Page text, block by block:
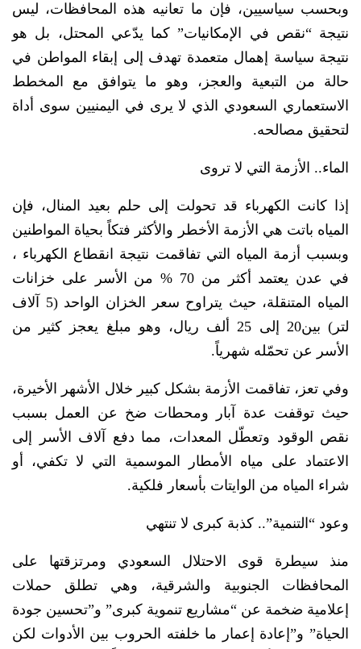
وبحسب سياسيين، فإن ما تعانيه هذه المحافظات، ليس
نتيجة “نقص في الإمكانيات” كما يدّعي المحتل، بل هو
نتيجة سياسة إهمال متعمدة تهدف إلى إبقاء المواطن في
حالة من التبعية والعجز، وهو ما يتوافق مع المخطط
الاستعماري السعودي الذي لا يرى في اليمنيين سوى أداة
لتحقيق مصالحه.
الماء.. الأزمة التي لا تروى
إذا كانت الكهرباء قد تحولت إلى حلم بعيد المنال، فإن
المياه باتت هي الأزمة الأخطر والأكثر فتكاً بحياة المواطنين
وبسبب أزمة المياه التي تفاقمت نتيجة انقطاع الكهرباء ،
في عدن يعتمد أكثر من 70 % من الأسر على خزانات
المياه المتنقلة، حيث يتراوح سعر الخزان الواحد (5 آلاف
لتر) بين20 إلى 25 ألف ريال، وهو مبلغ يعجز كثير من
الأسر عن تحمّله شهرياً.
وفي تعز، تفاقمت الأزمة بشكل كبير خلال الأشهر الأخيرة،
حيث توقفت عدة آبار ومحطات ضخ عن العمل بسبب
نقص الوقود وتعطّل المعدات، مما دفع آلاف الأسر إلى
الاعتماد على مياه الأمطار الموسمية التي لا تكفي، أو
شراء المياه من الوايتات بأسعار فلكية.
وعود “التنمية”.. كذبة كبرى لا تنتهي
منذ سيطرة قوى الاحتلال السعودي ومرتزقتها على
المحافظات الجنوبية والشرقية، وهي تطلق حملات
إعلامية ضخمة عن “مشاريع تنموية كبرى” و”تحسين جودة
الحياة” و”إعادة إعمار ما خلفته الحروب بين الأدوات لكن